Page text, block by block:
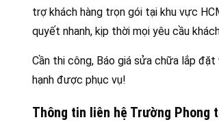
trợ khách hàng trọn gói tại khu vực
quyết nhanh, kịp thời mọi yêu cầu
Cần thi công, Báo giá sửa chữa lắp
hạnh được phục vụ!
Thông tin liên hệ Trường Phong